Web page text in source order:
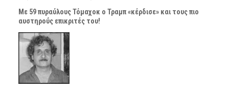
Με 59 πυραύλους Τόμαχοκ ο Τραμπ «κέρδισε» και τους πιο
αυστηρούς επικριτές του!